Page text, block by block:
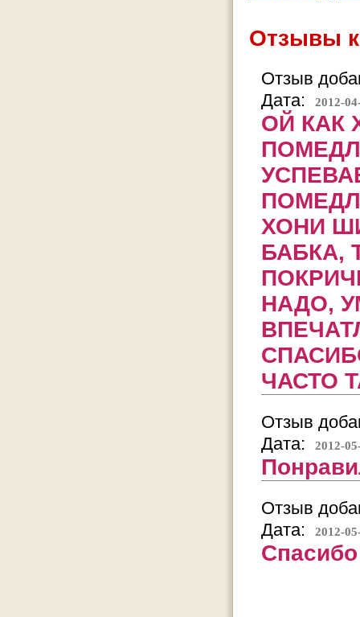
Отзывы
Отзыв
Дата:
2012-
ОЙ КАК
ХОНИ
БАБКА,
НАДО,
ЧАСТО
Отзыв
Дата:
2012-
Отзыв
Дата:
2012-